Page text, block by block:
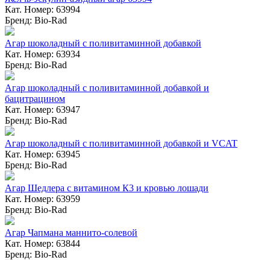
Кат. Номер: 63994
Бренд: Bio-Rad
Агар шоколадный с поливитаминной добавкой
Кат. Номер: 63934
Бренд: Bio-Rad
Агар шоколадный с поливитаминной добавкой и
бацитрацином
Кат. Номер: 63947
Бренд: Bio-Rad
Агар шоколадный с поливитаминной добавкой и VCAT
Кат. Номер: 63945
Бренд: Bio-Rad
Агар Шедлера с витамином К3 и кровью лошади
Кат. Номер: 63959
Бренд: Bio-Rad
Агар Чапмана маннито-солевой
Кат. Номер: 63844
Бренд: Bio-Rad